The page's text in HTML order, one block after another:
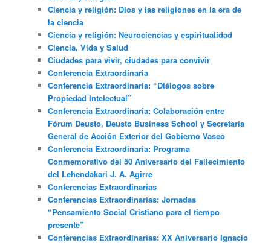
Ciencia y religión: Dios y las religiones en la era de
la ciencia
Ciencia y religión: Neurociencias y espiritualidad
Ciencia, Vida y Salud
Ciudades para vivir, ciudades para convivir
Conferencia Extraordinaria
Conferencia Extraordinaria: “Diálogos sobre
Propiedad Intelectual”
Conferencia Extraordinaria: Colaboración entre
Fórum Deusto, Deusto Business School y Secretaría
General de Acción Exterior del Gobierno Vasco
Conferencia Extraordinaria: Programa
Conmemorativo del 50 Aniversario del Fallecimiento
del Lehendakari J. A. Agirre
Conferencias Extraordinarias
Conferencias Extraordinarias: Jornadas
“Pensamiento Social Cristiano para el tiempo
presente”
Conferencias Extraordinarias: XX Aniversario Ignacio